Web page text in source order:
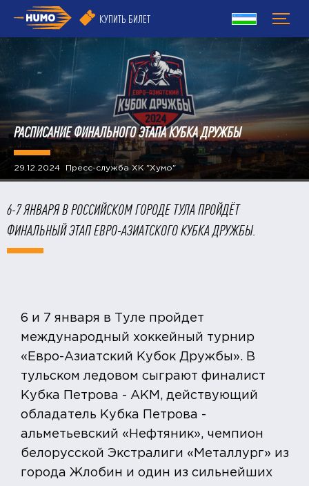
КУПИТЬ БИЛЕТ
РАСПИСАНИЕ ФИНАЛЬНОГО ЭТАПА КУБКА ДРУЖБЫ
29.12.2024 Пресс-служба ХК "Хумо"
6-7 ЯНВАРЯ В РОССИЙСКОМ ГОРОДЕ ТУЛА ПРОЙДЁТ
ФИНАЛЬНЫЙ ЭТАП ЕВРО-АЗИАТСКОГО КУБКА ДРУЖБЫ.
6 и 7 января в Туле пройдет
международный хоккейный турнир
«Евро-Азиатский Кубок Дружбы». В
тульском ледовом сыграют финалист
Кубка Петрова - АКМ, действующий
обладатель Кубка Петрова -
альметьевский «Нефтяник», чемпион
белорусской Экстралиги «Металлург» из
города Жлобин и один из сильнейших